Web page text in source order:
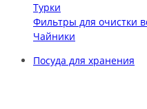
Турки
Фильтры для очистки
Чайники
Посуда для хранения